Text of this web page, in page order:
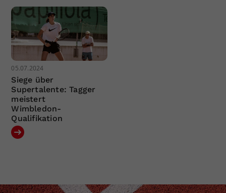
05.07.2024
Siege über
Supertalente: Tagger
meistert
Wimbledon-
Qualifikation